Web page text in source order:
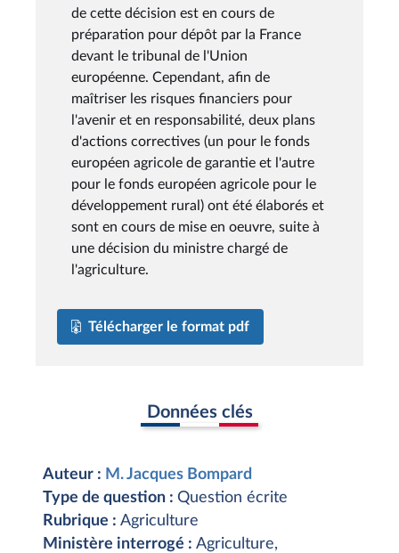
de cette décision est en cours de
préparation pour dépôt par la France
devant le tribunal de l'Union
européenne. Cependant, afin de
maîtriser les risques financiers pour
l'avenir et en responsabilité, deux plans
d'actions correctives (un pour le fonds
européen agricole de garantie et l'autre
pour le fonds européen agricole pour le
développement rural) ont été élaborés et
sont en cours de mise en oeuvre, suite à
une décision du ministre chargé de
l'agriculture.
Télécharger le format pdf
Données clés
Auteur : M. Jacques Bompard
Type de question : Question écrite
Rubrique : Agriculture
Ministère interrogé : Agriculture,